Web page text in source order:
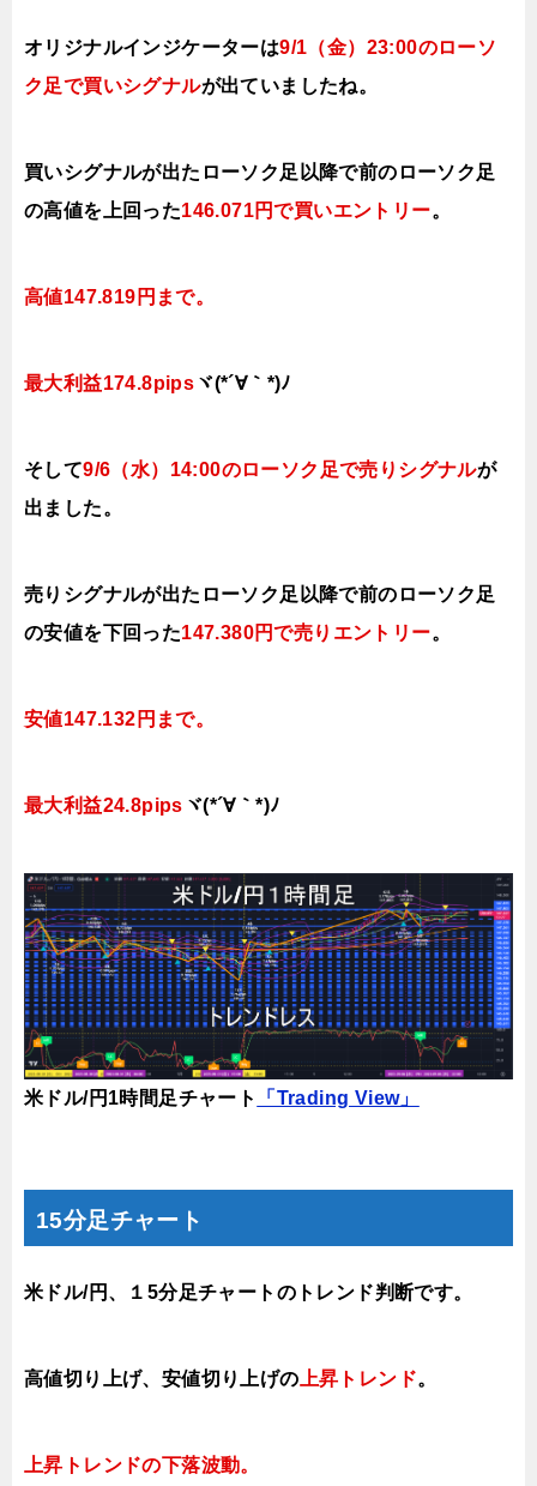
オリジナルインジケーターは9/1（金）23:00のローソ
ク足で買いシグナルが出ていましたね。
買いシグナルが出たローソク足以降で前のローソク足
の高値を上 回った146.071円で買いエントリー。
高値147.819円まで。
最大利益174.8pips ヾ(*´∀｀*)ﾉ
そして9/6（水）14:00のローソク足で売りシグナルが
出ました。
売りシグナルが出たローソク足以降で前のローソク足
の安値を下回った147.380円で売り エントリー。
安値147.132円まで。
最大利益24.8pips ヾ(*´∀｀*)ﾉ
米ドル/円1時間足チャート 「Trading View」
15分足チャート
米ドル/円、１5分足チャートのトレンド判断です。
高値切り上げ、 安値切り上げの 上昇トレンド。
上昇トレンドの下落波動。